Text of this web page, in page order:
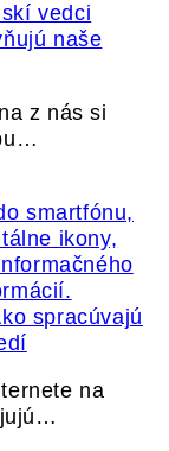
vedci
naše
z nás si
spracúvajú
na